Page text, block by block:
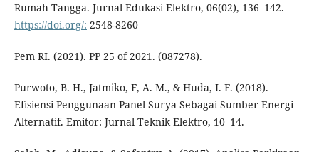
Rumah Tangga. Jurnal Edukasi Elektro, 06(02), 136–142.
https://doi.org/: 2548-8260
Pem RI. (2021). PP 25 of 2021. (087278).
Purwoto, B. H., Jatmiko, F, A. M., & Huda, I. F. (2018).
Efisiensi Penggunaan Panel Surya Sebagai Sumber Energi
Alternatif. Emitor: Jurnal Teknik Elektro, 10–14.